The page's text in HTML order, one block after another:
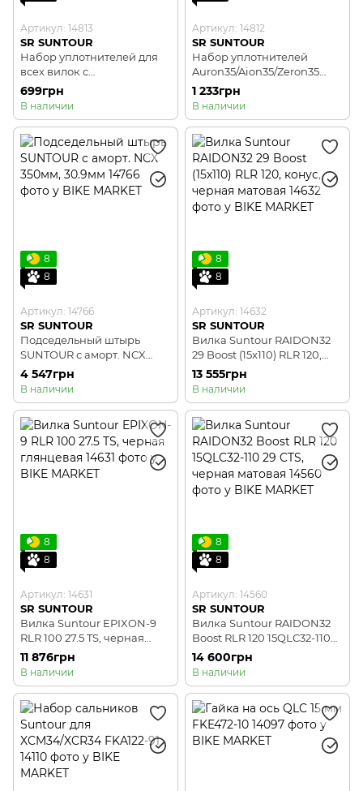
Артикул: 14813
SR SUNTOUR
Набор уплотнителей для
всех вилок с
алюминиевыми ногами
FKA121-03
699грн
В наличии
Артикул: 14812
SR SUNTOUR
Набор уплотнителей
Auron35/Aion35/Zeron35
FKA121-01
1 233грн
В наличии
8
8
Артикул: 14766
SR SUNTOUR
Подседельный штырь
SUNTOUR с аморт. NCX
350мм, 30.9мм
4 547грн
В наличии
8
8
Артикул: 14632
SR SUNTOUR
Вилка Suntour RAIDON32
29 Boost (15x110) RLR 120,
конус, черная матовая
13 555грн
В наличии
8
8
Артикул: 14631
SR SUNTOUR
Вилка Suntour EPIXON-9
RLR 100 27.5 TS, черная
глянцевая
11 876грн
В наличии
8
8
Артикул: 14560
SR SUNTOUR
Вилка Suntour RAIDON32
Boost RLR 120 15QLC32-110
29 CTS, черная матовая
14 600грн
В наличии